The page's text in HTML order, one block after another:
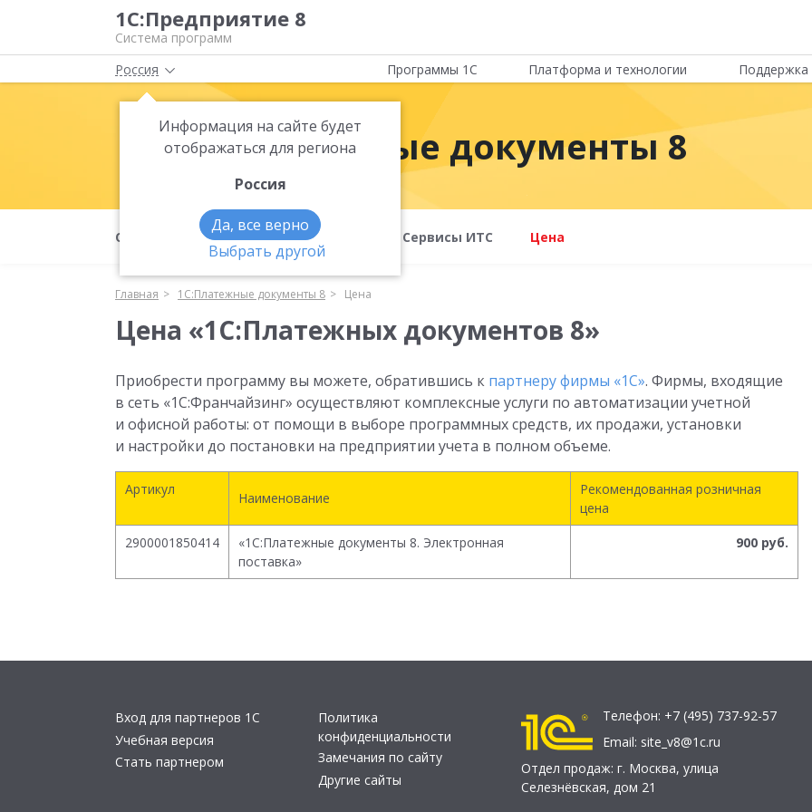
1С:Предприятие 8
Система программ
Россия
Информация на сайте будет
отображаться для региона
Россия
Да, все верно
Выбрать другой
Программы 1С Платформа и технологии Поддержка
1С:Платежные документы 8
О продукте Функциональность Сервисы ИТС Цена
Главная 1С:Платежные документы 8 Цена
Цена «1С:Платежных документов 8»
Приобрести программу вы можете, обратившись к партнеру фирмы «1С». Фирмы, входящие
в сеть «1С:Франчайзинг» осуществляют комплексные услуги по автоматизации учетной
и офисной работы: от помощи в выборе программных средств, их продажи, установки
и настройки до постановки на предприятии учета в полном объеме.
Артикул
Наименование
Рекомендованная розничная
цена
2900001850414
«1С:Платежные документы 8. Электронная
поставка»
900 руб.
Вход для партнеров 1С
Учебная версия
Стать партнером
Политика
конфиденциальности
Замечания по сайту
Другие сайты
Телефон: +7 (495) 737-92-57
Email: site_v8@1c.ru
Отдел продаж: г. Москва, улица
Селезнёвская, дом 21